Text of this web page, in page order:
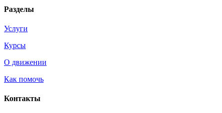
Разделы
Услуги
Курсы
О движении
Как помочь
Контакты